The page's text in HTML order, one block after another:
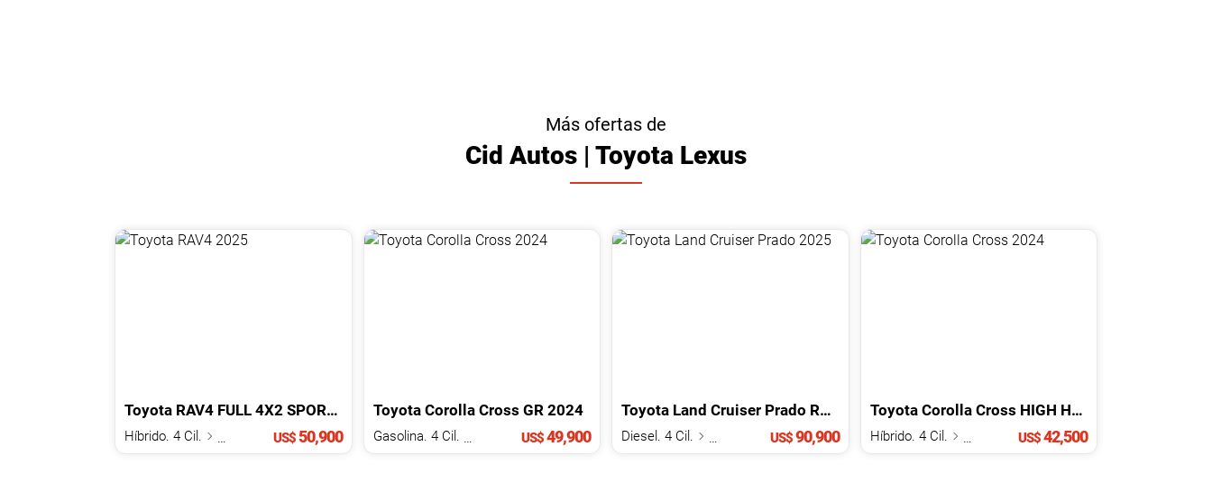
Más ofertas de
Cid Autos | Toyota Lexus
Toyota RAV4 FULL 4X2 SPORT HIBRIDO TSS 2025
Híbrido. 4 Cil. US$50,900
Toyota Corolla Cross GR 2024
US$49,900
Toyota Land Cruiser Prado ROUNDER LAUNCH EDITION 2025
Diesel. 4 Cil. US$90,900
Toyota Corolla Cross HIGH HYBRID
Híbrido. 4 Cil. US$42,500